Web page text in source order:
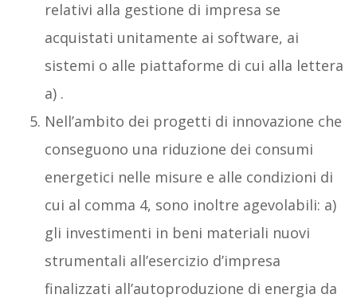
relativi alla gestione di impresa se
acquistati unitamente ai software, ai
sistemi o alle piattaforme di cui alla lettera
a) .
Nell’ambito dei progetti di innovazione che
conseguono una riduzione dei consumi
energetici nelle misure e alle condizioni di
cui al comma 4, sono inoltre agevolabili: a)
gli investimenti in beni materiali nuovi
strumentali all’esercizio d’impresa
finalizzati all’autoproduzione di energia da